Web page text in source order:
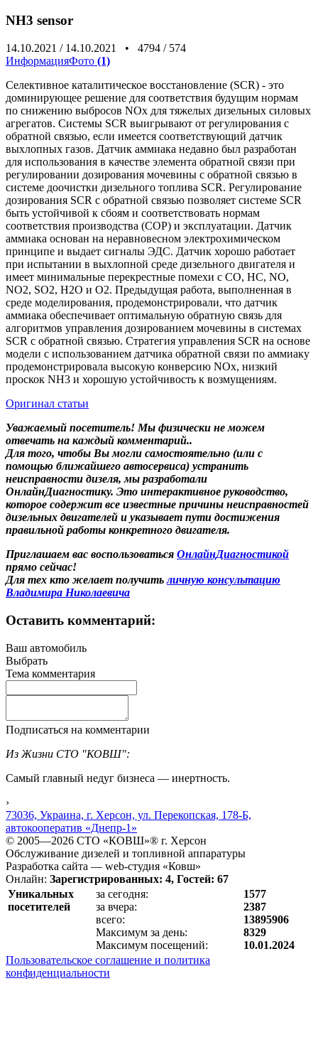
NH3 sensor
14.10.2021 / 14.10.2021 • 4794 / 574
ИнформацияФото (1)
Селективное каталитическое восстановление (SCR) - это
доминирующее решение для соответствия будущим нормам
по снижению выбросов NOx для тяжелых дизельных силовых
агрегатов. Системы SCR выигрывают от регулирования с
обратной связью, если имеется соответствующий датчик
выхлопных газов. Датчик аммиака недавно был разработан
для использования в качестве элемента обратной связи при
регулировании дозирования мочевины с обратной связью в
системе доочистки дизельного топлива SCR. Регулирование
дозирования SCR с обратной связью позволяет системе SCR
быть устойчивой к сбоям и соответствовать нормам
соответствия производства (COP) и эксплуатации. Датчик
аммиака основан на неравновесном электрохимическом
принципе и выдает сигналы ЭДС. Датчик хорошо работает
при испытании в выхлопной среде дизельного двигателя и
имеет минимальные перекрестные помехи с CO, HC, NO,
NO2, SO2, H2O и O2. Предыдущая работа, выполненная в
среде моделирования, продемонстрировали, что датчик
аммиака обеспечивает оптимальную обратную связь для
алгоритмов управления дозированием мочевины в системах
SCR с обратной связью. Стратегия управления SCR на основе
модели с использованием датчика обратной связи по аммиаку
продемонстрировала высокую конверсию NOx, низкий
проскок NH3 и хорошую устойчивость к возмущениям.
Оригинал статьи
Уважаемый посетитель! Мы физически не можем
отвечать на каждый комментарий..
Для того, чтобы Вы могли самостоятельно (или с
помощью ближайшего автосервиса) устранить
неисправности дизеля, мы разработали
ОнлайнДиагностику. Это интерактивное руководство,
которое содержит все известные причины неисправностей
дизельных двигателей и указывает пути достижения
правильной работы конкретного двигателя.
Приглашаем вас воспользоваться ОнлайнДиагностикой
прямо сейчас!
Для тех кто желает получитьличную консультацию
Владимира Николаевича
Оставить комментарий:
Ваш автомобиль
Выбрать
Тема комментария
Подписаться на комментарии
Из Жизни СТО "КОВШ":
Самый главный недуг бизнеса — инертность.
›
73036, Украина, г. Херсон, ул. Перекопская, 178-Б,
автокооператив «Днепр-1»
© 2005—2026 СТО «КОВШ»® г. Херсон
Обслуживание дизелей и топливной аппаратуры
Разработка сайта — web-студия «Ковш»
Онлайн: Зарегистрированных: 4, Гостей: 67
Уникальных
посетителей
за сегодня:
за вчера:
всего:
Максимум за день:
Максимум посещений:
1577
2387
13895906
8329
10.01.2024
Пользовательское соглашение и политика
конфиденциальности